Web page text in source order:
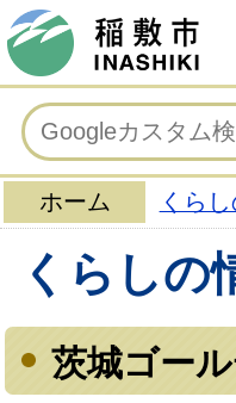
ホーム くら
くらしの
茨城ゴー